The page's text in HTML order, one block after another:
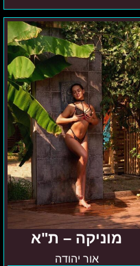
מוניקה – ת"א
אור יהודה
מוניקה
–
ת"א